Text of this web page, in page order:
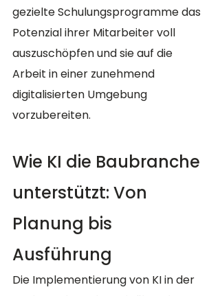
gezielte Schulungsprogramme das
Potenzial ihrer Mitarbeiter voll
auszuschöpfen und sie auf die
Arbeit in einer zunehmend
digitalisierten Umgebung
vorzubereiten.
Wie KI die Baubranche
unterstützt: Von
Planung bis
Ausführung
Die Implementierung von KI in der